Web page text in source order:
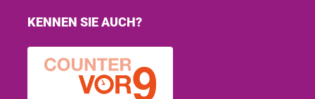
KENNEN SIE AUCH?